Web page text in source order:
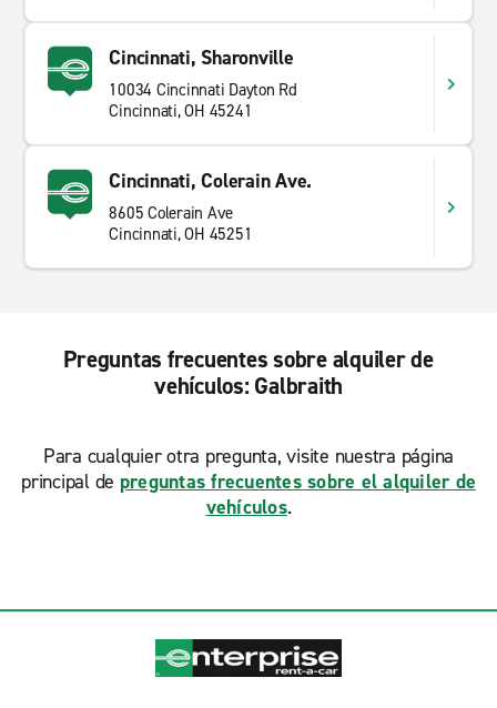
Cincinnati, Sharonville
10034 Cincinnati Dayton Rd
Cincinnati, OH 45241
Cincinnati, Colerain Ave.
8605 Colerain Ave
Cincinnati, OH 45251
Preguntas frecuentes sobre alquiler de
vehículos: Galbraith
Para cualquier otra pregunta, visite nuestra página
principal de preguntas frecuentes sobre el alquiler de
vehículos.